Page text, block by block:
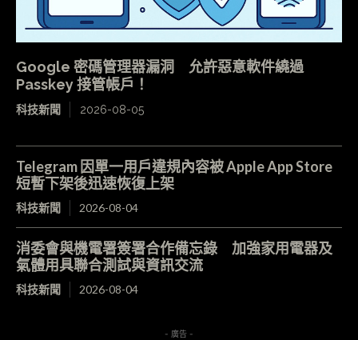
Google 密碼管理器漏洞 允許惡意軟件繞過
Passkey 接管帳戶！
科技新聞 2026-08-05
Telegram 因單一用戶違規內容被 Apple App Store
短暫下架後迅速恢復上架
科技新聞 2026-08-04
消委會與機電署簽署合作備忘錄 加強家用電器及
氣體用具聯合測試與資訊交流
科技新聞 2026-08-04
- 廣告 -